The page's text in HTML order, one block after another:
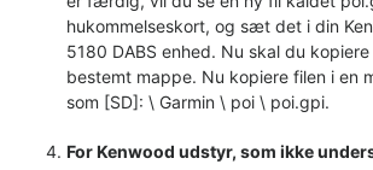
hukommelseskort, og sæt det i din
5180 DABS enhed. Nu skal du kopiere
bestemt mappe. Nu kopiere filen i en
som [SD]: \ Garmin \ poi \ poi.gpi.
For Kenwood udstyr, som ikke